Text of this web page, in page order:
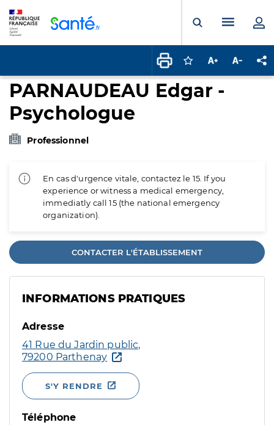
Ouvrir laMenu
Connectez-vous
Augmenter la
PARNAUDEAU Edgar -
Psychologue
Professionnel
En cas d'urgence vitale, contactez le 15. If you
experience or witness a medical emergency,
immediatly call 15 (the national emergency
organization).
CONTACTER L'ÉTABLISSEMENT
INFORMATIONS PRATIQUES
Adresse
41 Rue du Jardin public,
79200 Parthenay
S'Y RENDRE
Téléphone